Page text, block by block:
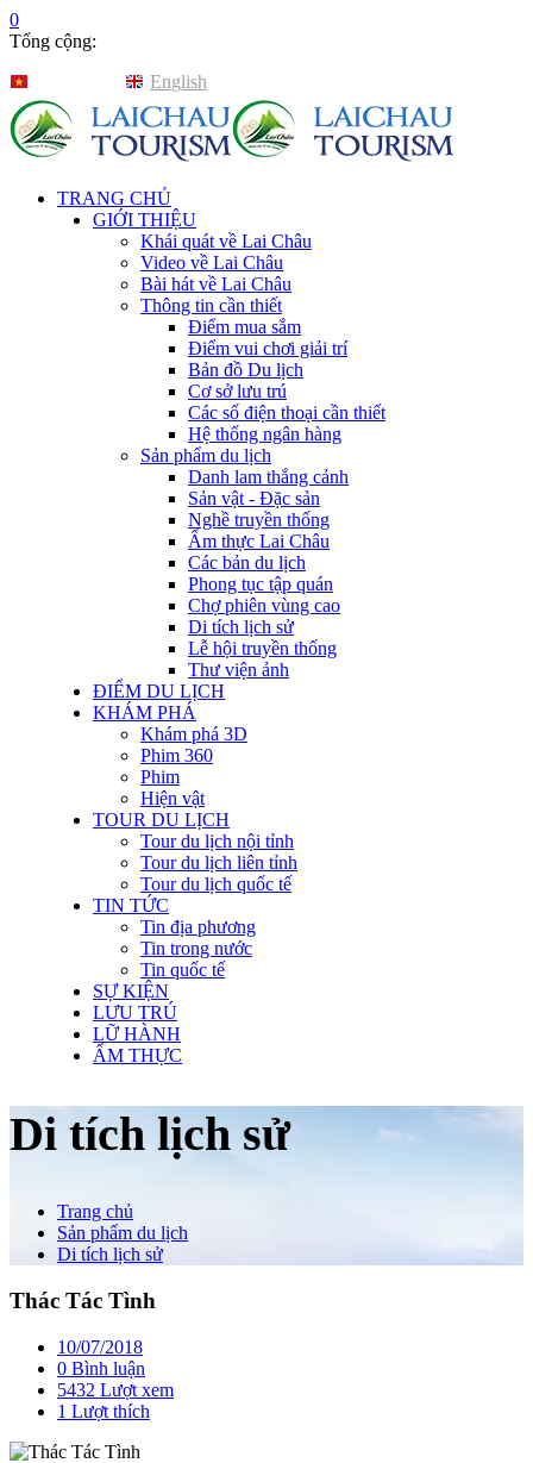
0
Tổng cộng:
English
TRANG CHỦ
GIỚI THIỆU
Khái quát về Lai Châu
Video về Lai Châu
Bài hát về Lai Châu
Thông tin cần thiết
Điểm mua sắm
Điểm vui chơi giải trí
Bản đồ Du lịch
Cơ sở lưu trú
Các số điện thoại cần thiết
Hệ thống ngân hàng
Sản phẩm du lịch
Danh lam thắng cảnh
Sản vật - Đặc sản
Nghề truyền thống
Ẩm thực Lai Châu
Các bản du lịch
Phong tục tập quán
Chợ phiên vùng cao
Di tích lịch sử
Lễ hội truyền thống
Thư viện ảnh
ĐIỂM DU LỊCH
KHÁM PHÁ
Khám phá 3D
Phim 360
Phim
Hiện vật
TOUR DU LỊCH
Tour du lịch nội tỉnh
Tour du lịch liên tỉnh
Tour du lịch quốc tế
TIN TỨC
Tin địa phương
Tin trong nước
Tin quốc tế
SỰ KIỆN
LƯU TRÚ
LỮ HÀNH
ẨM THỰC
Di tích lịch sử
Trang chủ
Sản phẩm du lịch
Di tích lịch sử
Thác Tác Tình
10/07/2018
0 Bình luận
5432 Lượt xem
1 Lượt thích